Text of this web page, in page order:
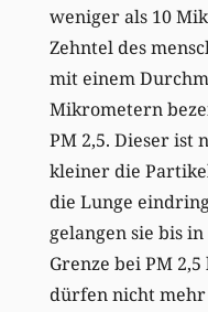
weniger als 10
Zehntel des
mit einem
Mikrometern
PM 2,5. Dieser ist
kleiner die
die Lunge
gelangen sie bis
Grenze bei PM
dürfen nicht